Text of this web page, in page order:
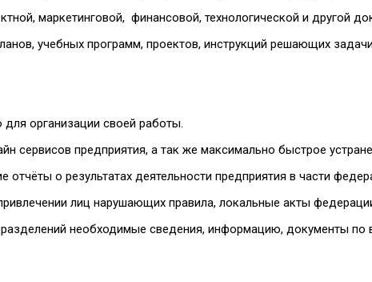
маркетинговой, финансовой, технологической и другой
учебных программ, проектов, инструкций решающих
организации своей работы.
сервисов предприятия, а так же максимально быстрое
отчёты о результатах деятельности предприятия в части
лиц нарушающих правила, локальные акты
необходимые сведения, информацию, документы